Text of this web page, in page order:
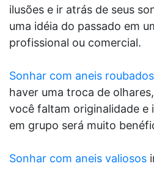
ilusões e ir atrás de seus
uma idéia do passado em
profissional ou comercial.
Sonhar com aneis roubados
haver uma troca de
você faltam originalidade e
em grupo será muito
Sonhar com aneis valiosos